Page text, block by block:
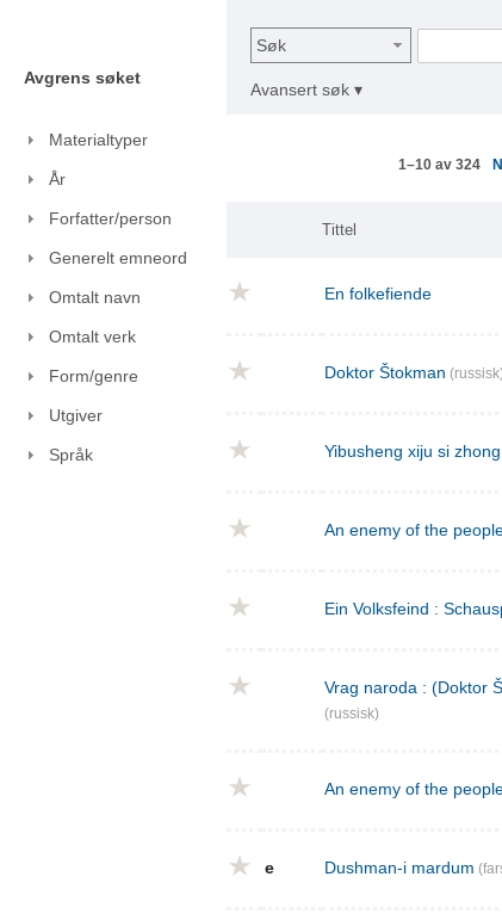
Avgrens søket
Materialtyper
År
Forfatter/person
Generelt emneord
Omtalt navn
Omtalt verk
Form/genre
Utgiver
Språk
Søk
Avansert søk ▾
1–10 av 324
Tittel
En folkefiende
Doktor Štokman (russisk)
Yibusheng xiju si zhong
An enemy of the
Ein Volksfeind :
Vrag naroda : (Doktor
(russisk)
An enemy of the
e Dushman-i mardum